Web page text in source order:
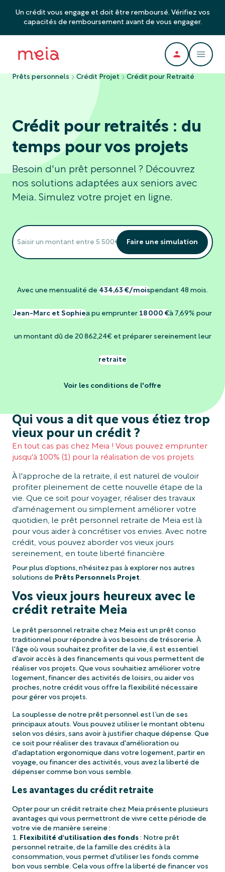
Un crédit vous engage et doit être remboursé. Vérifiez vos
capacités de remboursement avant de vous engager.
Crédit pour retraités : du
temps pour vos projets
Besoin d'un prêt personnel ? Découvrez
nos solutions adaptées aux seniors avec
Meia. Simulez votre projet en ligne.
Faire une simulation
Avec une mensualité de 434,63 €/moispendant 48 mois.
Jean-Marc et Sophiea pu emprunter 18 000 €à 7,69% pour
un montant dû de 20 862,24€ et préparer sereinement leur
retraite
Voir les conditions de l'offre
Prêts personnels Crédit Projet Crédit pour Retraité
Qui vous a dit que vous étiez trop
vieux pour un crédit ?
En tout cas pas chez Meia ! Vous pouvez emprunter
jusqu'à 100% (1) pour la réalisation de vos projets.
À l'approche de la retraite, il est naturel de vouloir
profiter pleinement de cette nouvelle étape de la
vie. Que ce soit pour voyager, réaliser des travaux
d'aménagement ou simplement améliorer votre
quotidien, le prêt personnel retraite de Meia est là
pour vous aider à concrétiser vos envies. Avec notre
crédit, vous pouvez aborder vos vieux jours
sereinement, en toute liberté financière.
Pour plus d’options, n’hésitez pas à explorer nos autres
solutions de Prêts Personnels Projet.
Vos vieux jours heureux avec le
crédit retraite Meia
Le prêt personnel retraite chez Meia est un prêt conso
traditionnel pour répondre à vos besoins de trésorerie. À
l'âge où vous souhaitez profiter de la vie, il est essentiel
d'avoir accès à des financements qui vous permettent de
réaliser vos projets. Que vous souhaitiez améliorer votre
logement, financer des activités de loisirs, ou aider vos
proches, notre crédit vous offre la flexibilité nécessaire
pour gérer vos projets.
La souplesse de notre prêt personnel est l’un de ses
principaux atouts. Vous pouvez utiliser le montant obtenu
selon vos désirs, sans avoir à justifier chaque dépense. Que
ce soit pour réaliser des travaux d'amélioration ou
d'adaptation ergonomique dans votre logement, partir en
voyage, ou financer des activités, vous avez la liberté de
dépenser comme bon vous semble.
Les avantages du crédit retraite
Opter pour un crédit retraite chez Meia présente plusieurs
avantages qui vous permettront de vivre cette période de
votre vie de manière sereine :
Flexibilité d'utilisation des fonds : Notre prêt
personnel retraite, de la famille des crédits à la
consommation, vous permet d'utiliser les fonds comme
bon vous semble. Cela vous offre la liberté de financer vos